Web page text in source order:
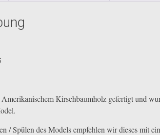
Kirschbaumholz gefertigt und
/ Spülen des Models empfehlen wir dieses mit